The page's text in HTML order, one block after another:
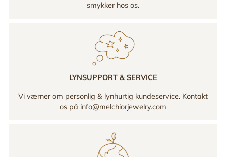
smykker hos os.
LYNSUPPORT & SERVICE
Vi værner om personlig & lynhurtig kundeservice. Kontakt
os på info@melchiorjewelry.com